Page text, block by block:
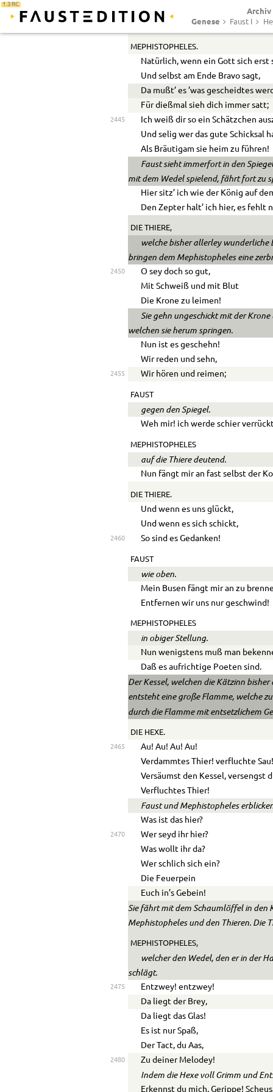
1.3 RC
Archiv
Genese
Faust I
Den Inbegriff von allen Himmeln
So etwas findet sich auf Erden?
MEPHISTOPHELES.
Natürlich, wenn ein Gott sich erst
Und selbst am Ende Bravo sagt,
Da mußt’ es ’was gescheidtes
Für dießmal sieh dich immer satt;
2445
Ich weiß dir so ein Schätzchen
Und selig wer das gute Schicksal
Als Bräutigam sie heim zu führen!
Faust sieht immerfort in den
mit dem Wedel spielend, fährt fort zu
Hier sitz’ ich wie der König auf
Den Zepter halt’ ich hier, es fehlt
DIE THIERE,
welche bisher allerley
bringen dem Mephistopheles eine
2450
O sey doch so gut,
Mit Schweiß und mit Blut
Die Krone zu leimen!
Sie gehn ungeschickt mit der
welchen sie herum springen.
Nun ist es geschehn!
Wir reden und sehn,
2455 Wir hören und reimen;
FAUST
gegen den Spiegel.
Weh mir! ich werde schier
MEPHISTOPHELES
auf die Thiere deutend.
Nun fängt mir an fast selbst der
DIE THIERE.
Und wenn es uns glückt,
Und wenn es sich schickt,
2460 So sind es Gedanken!
FAUST
wie oben.
Mein Busen fängt mir an zu
Entfernen wir uns nur geschwind!
MEPHISTOPHELES
in obiger Stellung.
Nun wenigstens muß man
Daß es aufrichtige Poeten sind.
Der Kessel, welchen die Kätzinn
entsteht eine große Flamme, welche
durch die Flamme mit entsetzlichem
DIE HEXE.
2465
Au! Au! Au! Au!
Verdammtes Thier! verfluchte
Versäumst den Kessel, versengst
Verfluchtes Thier!
Faust und Mephistopheles
Was ist das hier?
2470
Wer seyd ihr hier?
Was wollt ihr da?
Wer schlich sich ein?
Die Feuerpein
Euch in’s Gebein!
Sie fährt mit dem Schaumlöffel in den
Mephistopheles und den Thieren. Die
MEPHISTOPHELES,
welcher den Wedel, den er in der
schlägt.
2475
Entzwey! entzwey!
Da liegt der Brey,
Da liegt das Glas!
Es ist nur Spaß,
Der Tact, du Aas,
2480 Zu deiner Melodey!
Indem die Hexe voll Grimm und
Erkennst du mich, Gerippe!